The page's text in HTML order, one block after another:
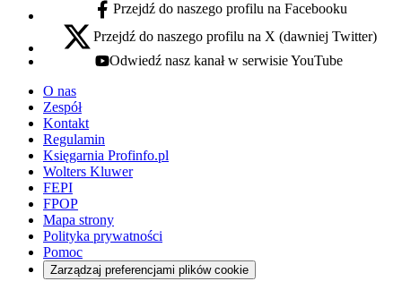
facebook - otwiera się w nowej karcie
Przejdź do naszego profilu na Facebooku
x - otwiera się w nowej karcie
Przejdź do naszego profilu na X (dawniej Twitter)
youtube - otwiera się w nowej karcie
Odwiedź nasz kanał w serwisie YouTube
O nas
Zespół
Kontakt
Regulamin
Księgarnia Profinfo.pl
Wolters Kluwer
FEPI
FPOP
Mapa strony
Polityka prywatności
Pomoc
Zarządzaj preferencjami plików cookie